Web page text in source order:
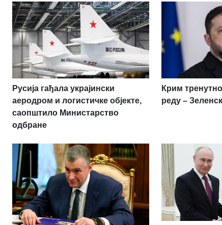
Русија гађала украјински
аеродром и логистичке објекте,
саопштило Министарство
одбране
Крим
реду –